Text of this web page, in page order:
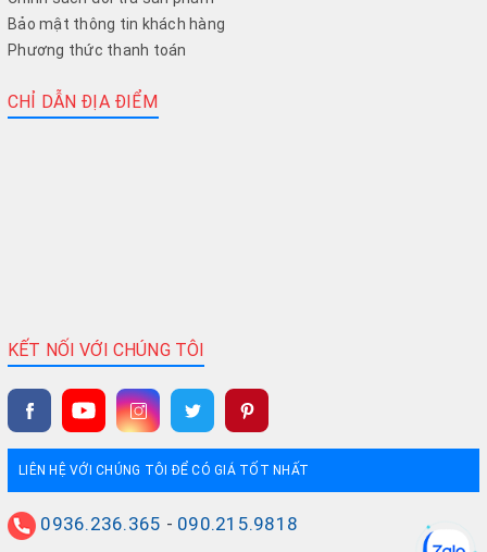
Bảo mật thông tin khách hàng
Phương thức thanh toán
CHỈ DẪN ĐỊA ĐIỂM
KẾT NỐI VỚI CHÚNG TÔI
LIÊN HỆ VỚI CHÚNG TÔI ĐỂ CÓ GIÁ TỐT NHẤT
0936.236.365 - 090.215.9818